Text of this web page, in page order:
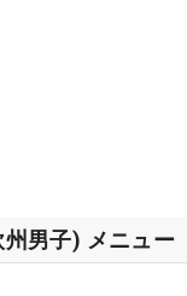
州男子) メニュー